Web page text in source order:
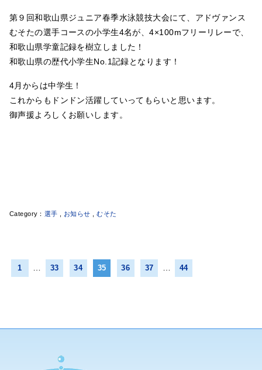
第９回和歌山県ジュニア春季水泳競技大会にて、アドヴァンス
むそたの選手コースの小学生4名が、4×100mフリーリレーで、
和歌山県学童記録を樹立しました！
和歌山県の歴代小学生No.1記録となります！
4月からは中学生！
これからもドンドン活躍していってもらいと思います。
御声援よろしくお願いします。
選手 お知らせ ,むそた
1 … 33 34 35 36 37 … 44